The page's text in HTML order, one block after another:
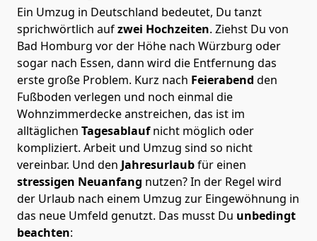
Ein Umzug in Deutschland bedeutet, Du tanzt
sprichwörtlich aufzwei Hochzeiten. Ziehst Du von
Bad Homburg vor der Höhe nach Würzburg oder
sogar nach Essen, dann wird die Entfernung das
erste große Problem. Kurz nach Feierabend den
Fußboden verlegen und noch einmal die
Wohnzimmerdecke anstreichen, das ist im
alltäglichen Tagesablaufnicht möglich oder
kompliziert. Arbeit und Umzug sind so nicht
vereinbar. Und den Jahresurlaubfür einen
stressigen Neuanfang nutzen? In der Regel wird
der Urlaub nach einem Umzug zur Eingewöhnung in
das neue Umfeld genutzt. Das musst Du unbedingt
beachten: